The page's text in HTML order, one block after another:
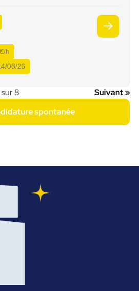
h
08/26
sur 8
Suivant »
spontanée